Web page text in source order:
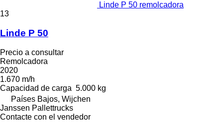
Linde P 50 remolcadora
13
Linde P 50
Precio a consultar
Remolcadora
2020
1.670 m/h
Capacidad de carga 5.000 kg
Países Bajos, Wijchen
Janssen Pallettrucks
Contacte con el vendedor